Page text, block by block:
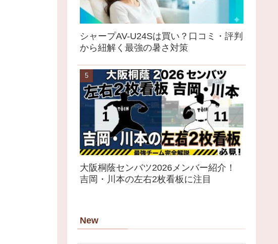
シャープAV-U24Sは買い？口コミ・評判
から紐解く最強の暑さ対策
大阪桐蔭センバツ2026メンバー紹介！
吉岡・川本の左右2枚看板に注目
New